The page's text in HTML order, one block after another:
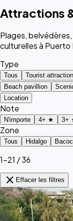
Attractions
Plages,
culturelles à Puerto
Type
Tous Tourist attraction
Beach pavillion
Location
Note
N'importe 4+ ★ 3+
Zone
Tous Hidalgo
1–21 / 36
close Effacer les filtres